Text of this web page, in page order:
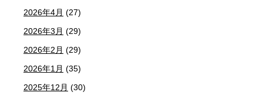
2026年4月 (27)
2026年3月 (29)
2026年2月 (29)
2026年1月 (35)
2025年12月 (30)